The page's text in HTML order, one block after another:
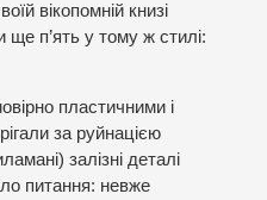
вікопомній книзі
п’ять у тому ж стилі:
пластичними і
за руйнацією
залізні деталі
питання: невже